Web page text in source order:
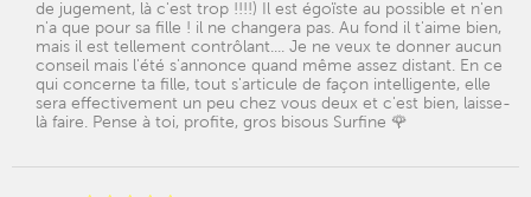
de jugement, là c'est trop !!!!) Il est égoïste au possible et n'en
n'a que pour sa fille ! il ne changera pas. Au fond il t'aime bien,
mais il est tellement contrôlant.... Je ne veux te donner aucun
conseil mais l'été s'annonce quand même assez distant. En ce
qui concerne ta fille, tout s'articule de façon intelligente, elle
sera effectivement un peu chez vous deux et c'est bien, laisse-
là faire. Pense à toi, profite, gros bisous Surfine 🌹